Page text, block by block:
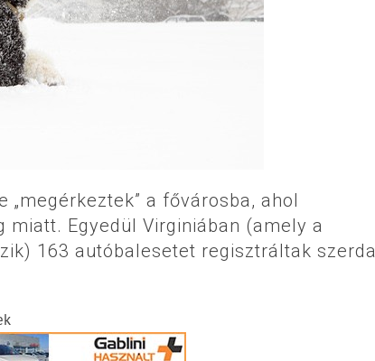
a fővárosba, ahol
Egyedül Virginiában (amely a
163 autóbalesetet regisztráltak szerda